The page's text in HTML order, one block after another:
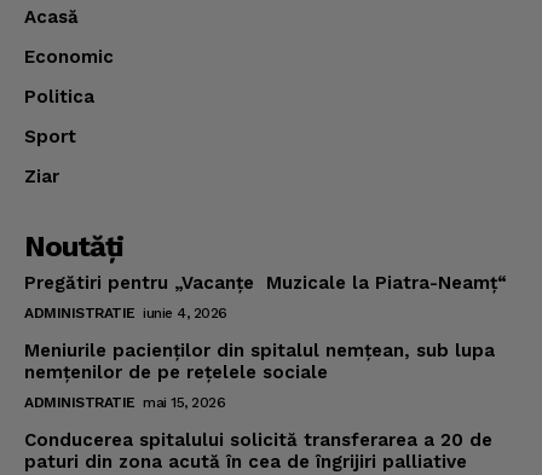
Acasă
Economic
Politica
Sport
Ziar
Noutăţi
Pregătiri pentru „Vacanţe Muzicale la Piatra-Neamţ“
ADMINISTRATIE iunie 4, 2026
Meniurile pacienţilor din spitalul nemţean, sub lupa
nemţenilor de pe reţelele sociale
ADMINISTRATIE mai 15, 2026
Conducerea spitalului solicită transferarea a 20 de
paturi din zona acută în cea de îngrijiri palliative